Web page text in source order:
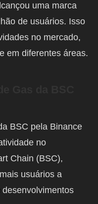
uma marca
de usuários. Isso
no mercado,
em diferentes áreas.
BSC pela Binance
no
Chain (BSC),
usuários a